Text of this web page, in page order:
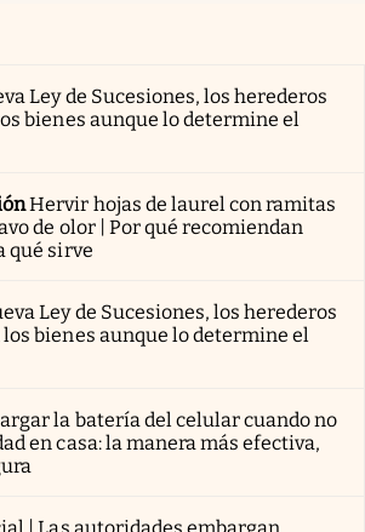
Ley de Sucesiones, los herederos
bienes aunque lo determine el
Hervir hojas de laurel con ramitas
de olor | Por qué recomiendan
qué sirve
Ley de Sucesiones, los herederos
bienes aunque lo determine el
la batería del celular cuando no
en casa: la manera más efectiva,